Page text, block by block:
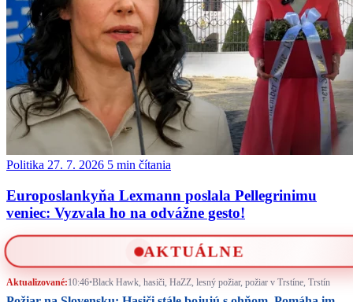
Politika 27. 7. 2026 5 min čítania
Europoslankyňa Lexmann poslala Pellegrinimu
veniec: Vyzvala ho na odvážne gesto!
AKTUÁLNE
Aktualizované:10:46•Black Hawk, hasiči, HaZZ, lesný požiar, požiar v Trstíne, Trstín